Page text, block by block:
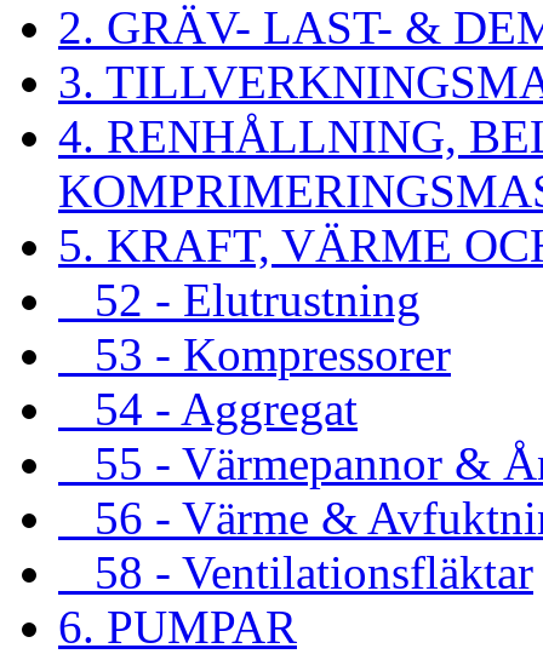
2. GRÄV- LAST- &
3.
4. RENHÅLLNING,
5. KRAFT, VÄRME
52 - Elutrustning
53 - Kompressorer
54 - Aggregat
55 - Värmepannor &
56 - Värme &
58 - Ventilationsfläktar
6. PUMPAR